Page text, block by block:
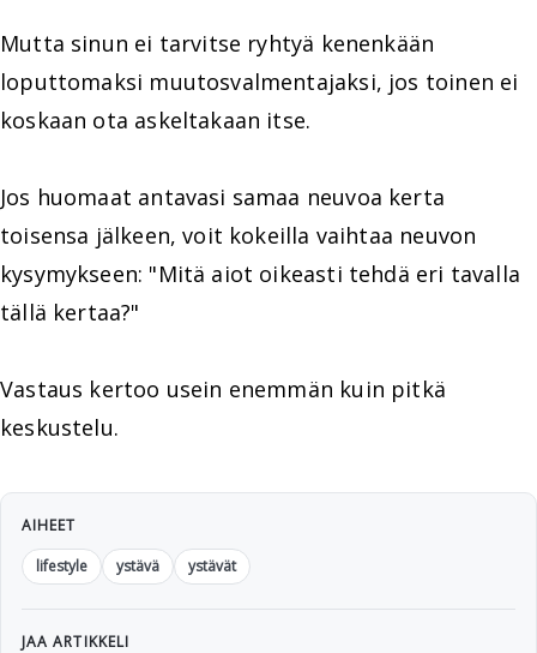
Mutta sinun ei tarvitse ryhtyä kenenkään
loputtomaksi muutosvalmentajaksi, jos toinen ei
koskaan ota askeltakaan itse.
Jos huomaat antavasi samaa neuvoa kerta
toisensa jälkeen, voit kokeilla vaihtaa neuvon
kysymykseen: "Mitä aiot oikeasti tehdä eri tavalla
tällä kertaa?"
Vastaus kertoo usein enemmän kuin pitkä
keskustelu.
AIHEET
lifestyle
ystävä ystävät
JAA ARTIKKELI